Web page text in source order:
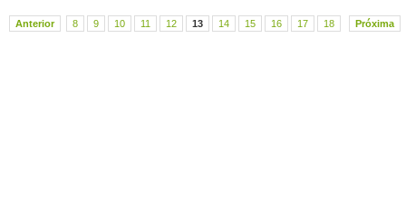
Anterior 8 9 10 11 12 13 14 15 16 17 18 Próxima